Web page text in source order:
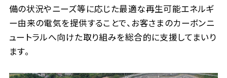
備の状況やニーズ等に応じた最適な再生可能エネルギ
ー由来の電気を提供することで、お客さまのカーボンニ
ュートラルへ向けた取り組みを総合的に支援してまいり
ます。